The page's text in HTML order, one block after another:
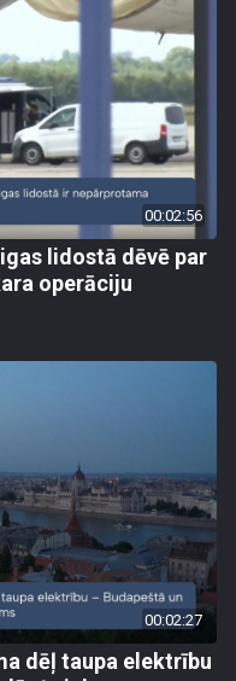
00:02:56
lidostā dēvē par
operāciju
00:02:27
dēļ taupa elektrību